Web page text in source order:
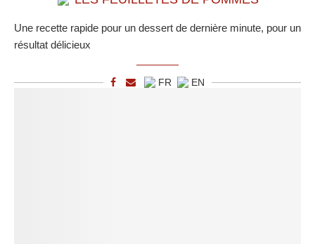
Une recette rapide pour un dessert de dernière minute, pour un
résultat délicieux
FR EN